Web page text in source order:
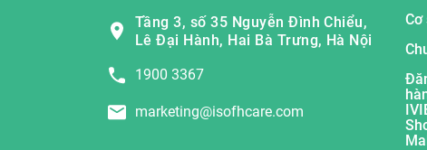
Tầng 3, số 35 Nguyễn Đình Chiểu,
Lê Đại Hành, Hai Bà Trưng, Hà Nội
1900 3367
marketing@isofhcare.com
Cơ